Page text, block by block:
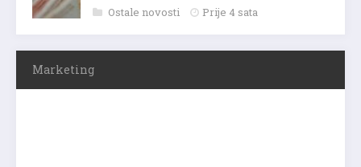
Ostale novosti Prije 4 sata
Marketing